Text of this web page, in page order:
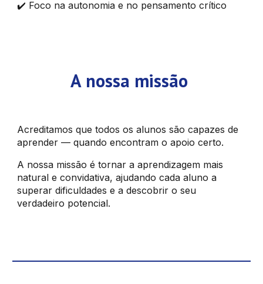
✔️ Foco na autonomia e no pensamento crítico
A nossa missão
Acreditamos que todos os alunos são capazes de
aprender — quando encontram o apoio certo.
A nossa missão é tornar a aprendizagem mais
natural e convidativa, ajudando cada aluno a
superar dificuldades e a descobrir o seu
verdadeiro potencial.